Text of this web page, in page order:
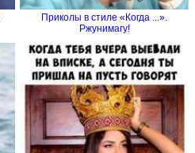
Приколы в стиле «Когда ...».
Ржунимагу!